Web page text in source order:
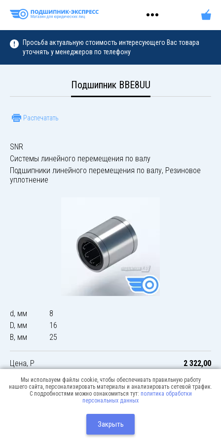
Просьба актуальную стоимость интересующего Вас товара
уточнять у менеджеров по телефону
Подшипник BBE8UU
Распечатать
SNR
Системы линейного перемещения по валу
Подшипники линейного перемещения по валу, Резиновое
уплотнение
d, мм
8
D, мм
16
B, мм
25
Цена, Р 2 322,00
Мы используем файлы cookie, чтобы обеспечивать правильную работу
нашего сайта, персонализировать материалы и анализировать сетевой трафик.
С подробностями можно ознакомиться тут: политика обработки
персональных данных
Закрыть